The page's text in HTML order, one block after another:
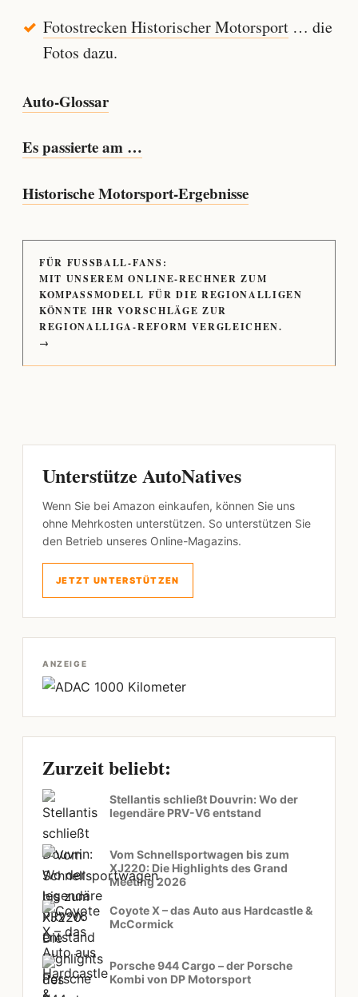
Fotostrecken Historischer Motorsport… die
Fotos dazu.
Auto-Glossar
Es passierte am …
Historische Motorsport-Ergebnisse
FÜR FUSSBALL-FANS:
MIT UNSEREM ONLINE-RECHNER ZUM
KOMPASSMODELL FÜR DIE REGIONALLIGEN
KÖNNTE IHR VORSCHLÄGE ZUR
REGIONALLIGA-REFORM VERGLEICHEN.
→
Unterstütze AutoNatives
Wenn Sie bei Amazon einkaufen, können Sie uns
ohne Mehrkosten unterstützen. So unterstützen Sie
den Betrieb unseres Online-Magazins.
JETZT UNTERSTÜTZEN
ANZEIGE
Zurzeit beliebt:
Stellantis schließt Douvrin: Wo der
legendäre PRV-V6 entstand
Vom Schnellsportwagen bis zum
XJ220: Die Highlights des Grand
Meeting 2026
Coyote X – das Auto aus Hardcastle &
McCormick
Porsche 944 Cargo – der Porsche
Kombi von DP Motorsport